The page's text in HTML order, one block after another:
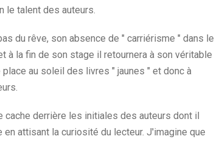
le talent des auteurs.
du rêve, son absence de " carriérisme " dans le
la fin de son stage il retournera à son véritable
au soleil des livres " jaunes " et donc à
derrière les initiales des auteurs dont il
attisant la curiosité du lecteur. J'imagine que